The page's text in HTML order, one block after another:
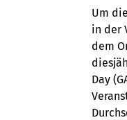
Um
in der
dem
Day